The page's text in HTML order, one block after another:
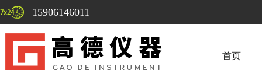
15906146011
首页